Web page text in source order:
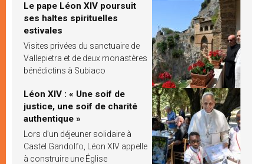
Le pape Léon XIV poursuit
ses haltes spirituelles
estivales
Visites privées du sanctuaire de
Vallepietra et de deux monastères
bénédictins à Subiaco
Léon XIV : « Une soif de
justice, une soif de charité
authentique »
Lors d’un déjeuner solidaire à
Castel Gandolfo, Léon XIV appelle
à construire une Église